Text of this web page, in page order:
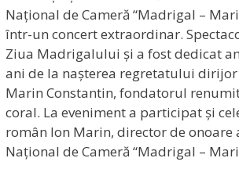
Național de Cameră “Madrigal –
într-un concert extraordinar.
Ziua Madrigalului și a fost dedicat
ani de la nașterea regretatului
Marin Constantin, fondatorul
coral. La eveniment a participat și
român Ion Marin, director de onoare
Național de Cameră “Madrigal –